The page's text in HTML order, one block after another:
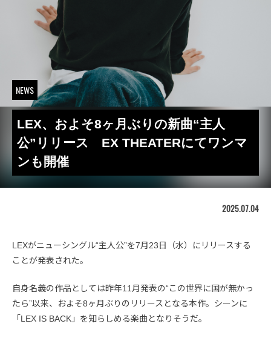
NEWS
LEX、およそ8ヶ月ぶりの新曲“主人
公”リリース EX THEATERにてワンマ
ンも開催
2025.07.04
LEXがニューシングル“主人公”を7月23日（水）にリリースする
ことが発表された。
自身名義の作品としては昨年11月発表の“この世界に国が無かっ
たら”以来、およそ8ヶ月ぶりのリリースとなる本作。シーンに
「LEX IS BACK」を知らしめる楽曲となりそうだ。